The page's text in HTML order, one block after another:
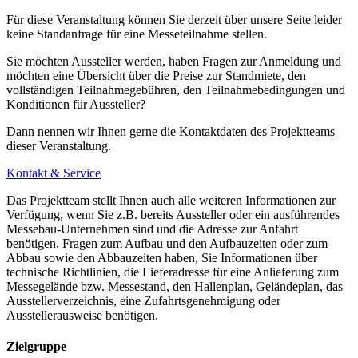
Sonderfahrpreis (Taxi-Pauschale) von jeweils 25,00 EUR.
Parkplätze
Über die Ausfahrt 29 Messe/Arena, erreichen Sie die beiden
Großparkplätze P1/P2.
Ein kostenloser Busshuttle bringt Sie direkt zu den Eingängen.
Regelungen, diese entnehmen Sie bitte den jeweiligen
Presseinformationen der Messeportale.
Parkplätze für Menschen mit Behinderungen
In der Arena-Straße, direkt vor dem Eingang Nord, hält die Messe
Düsseldorf reservierte Behindertenparkplätze (für Personen, die im
Für diese Veranstaltung können Sie derzeit über unsere Seite leider
keine Standanfrage für eine Messeteilnahme stellen.
Sie möchten Aussteller werden, haben Fragen zur Anmeldung und
möchten eine Übersicht über die Preise zur Standmiete, den
vollständigen Teilnahmegebühren, den Teilnahmebedingungen und
Konditionen für Aussteller?
Dann nennen wir Ihnen gerne die Kontaktdaten des Projektteams
dieser Veranstaltung.
Kontakt & Service
Das Projektteam stellt Ihnen auch alle weiteren Informationen zur
Verfügung, wenn Sie z.B. bereits Aussteller oder ein ausführendes
Messebau-Unternehmen sind und die Adresse zur Anfahrt
benötigen, Fragen zum Aufbau und den Aufbauzeiten oder zum
Abbau sowie den Abbauzeiten haben, Sie Informationen über
technische Richtlinien, die Lieferadresse für eine Anlieferung zum
Messegelände bzw. Messestand, den Hallenplan, Geländeplan, das
Ausstellerverzeichnis, eine Zufahrtsgenehmigung oder
Ausstellerausweise benötigen.
Zielgruppe